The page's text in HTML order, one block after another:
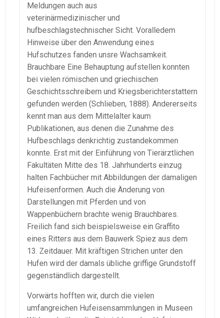
Meldungen auch aus
veterinärmedizinischer und
hufbeschlagstechnischer Sicht. Voralledem
Hinweise über den Anwendung eines
Hufschutzes fanden unsre Wachsamkeit.
Brauchbare Eine Behauptung aufstellen konnten
bei vielen römischen und griechischen
Geschichtsschreibern und Kriegsberichterstattern
gefunden werden (Schlieben, 1888). Andererseits
kennt man aus dem Mittelalter kaum
Publikationen, aus denen die Zunahme des
Hufbeschlags denkrichtig zustandekommen
konnte. Erst mit der Einführung von Tierärztlichen
Fakultäten Mitte des 18. Jahrhunderts einzug
halten Fachbücher mit Abbildungen der damaligen
Hufeisenformen. Auch die Änderung von
Darstellungen mit Pferden und von
Wappenbüchern brachte wenig Brauchbares.
Freilich fand sich beispielsweise ein Graffito
eines Ritters aus dem Bauwerk Spiez aus dem
13. Zeitdauer. Mit kräftigen Strichen unter den
Hufen wird der damals übliche griffige Grundstoff
gegenständlich dargestellt.
Vorwärts hofften wir, durch die vielen
umfangreichen Hufeisensammlungen in Museen